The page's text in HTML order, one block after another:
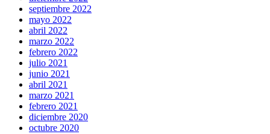
septiembre 2022
mayo 2022
abril 2022
marzo 2022
febrero 2022
julio 2021
junio 2021
abril 2021
marzo 2021
febrero 2021
diciembre 2020
octubre 2020